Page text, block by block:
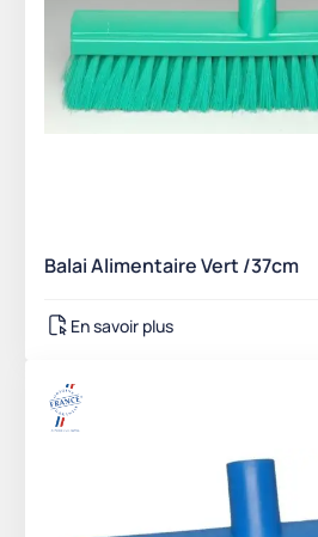
Balai Alimentaire Vert /37cm
En savoir plus